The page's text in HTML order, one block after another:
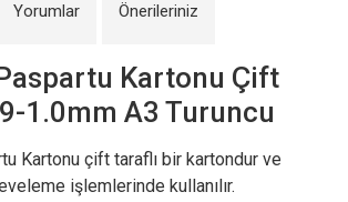
Yorumlar Önerileriniz
Kartonu Çift
1.0mm A3 Turuncu
Kartonu çift taraflı bir kartondur ve
işlemlerinde kullanılır.